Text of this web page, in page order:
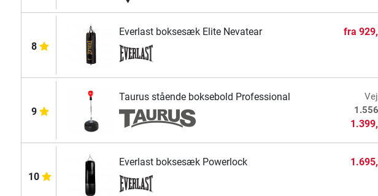
8
Everlast boksesæk Elite Nevatear fra929,
9
Taurus stående boksebold Professional
1.399,
10
Everlast boksesæk Powerlock 1.695,